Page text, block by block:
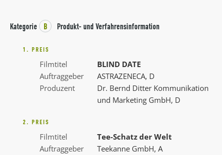
Kategorie B Produkt- und Verfahrensinformation
1. PREIS
Filmtitel
BLIND DATE
Auftraggeber
ASTRAZENECA, D
Produzent
Dr. Bernd Ditter Kommunikation
und Marketing GmbH, D
2. PREIS
Filmtitel
Tee-Schatz der Welt
Auftraggeber
Teekanne GmbH, A